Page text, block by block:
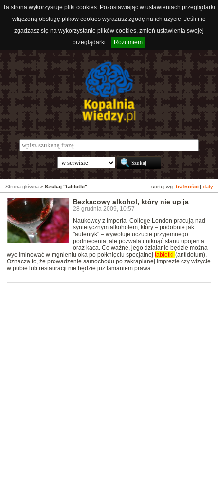
Ta strona wykorzystuje pliki cookies. Pozostawiając w ustawieniach przeglądarki
włączoną obsługę plików cookies wyrażasz zgodę na ich użycie. Jeśli nie
zgadzasz się na wykorzystanie plików cookies, zmień ustawienia swojej
przeglądarki.
Rozumiem
sortuj wg: trafności daty
Strona główna > Szukaj "tabletki"
Bezkacowy alkohol, który nie upija
28 grudnia 2009, 10:57
Naukowcy z Imperial College London pracują nad
syntetycznym alkoholem, który – podobnie jak
"autentyk" – wywołuje uczucie przyjemnego
podniecenia, ale pozwala uniknąć stanu upojenia
oraz kaca. Co ważne, jego działanie będzie można
wyeliminować w mgnieniu oka po połknięciu specjalnej tabletki (antidotum).
Oznacza to, że prowadzenie samochodu po zakrapianej imprezie czy wizycie
w pubie lub restauracji nie będzie już łamaniem prawa.